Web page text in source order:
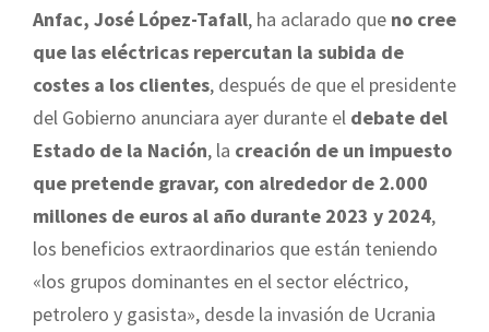
Anfac, José López-Tafall, ha aclarado que no cree
que las eléctricas repercutan la subida de
costes a los clientes, después de que el presidente
del Gobierno anunciara ayer durante el debate del
Estado de la Nación, la creación de un impuesto
que pretende gravar, con alrededor de 2.000
millones de euros al año durante 2023 y 2024,
los beneficios extraordinarios que están teniendo
«los grupos dominantes en el sector eléctrico,
petrolero y gasista», desde la invasión de Ucrania